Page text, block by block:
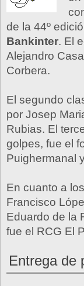
de la 44º
Bankinter. El
Alejandro
Corbera.
El segundo
por Josep
Rubias. El
golpes, fue el
Puighermanal
En cuanto a
Francisco
Eduardo de la
fue el RCG El
Entrega de